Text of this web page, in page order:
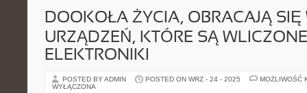
DOOKOŁA ŻYCIA, OBRACAJĄ SIĘ
URZĄDZEŃ, KTÓRE SĄ
ELEKTRONIKI
POSTED BY ADMIN POSTED ON WRZ - 24 - 2025
MOŻLIWOŚĆ
WYŁĄCZONA